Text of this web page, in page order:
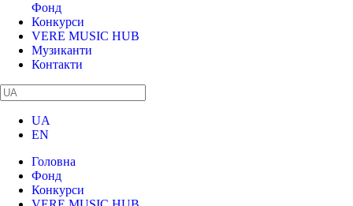
Фонд
Конкурси
VERE MUSIC HUB
Музиканти
Контакти
UA
EN
Головна
Фонд
Конкурси